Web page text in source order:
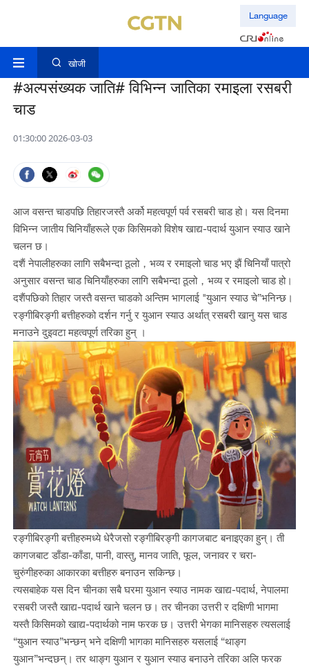
Language
खोजी
#अल्पसंख्यक जाति# विभिन्न जातिका रमाइला रसबरी
चाड
01:30:00 2026-03-03
आज वसन्त चाडपछि तिहारजस्तै अर्को महत्वपूर्ण पर्व रसबरी चाड हो। यस दिनमा
विभिन्न जातीय चिनियाँहरूले एक किसिमको विशेष खाद्य-पदार्थ युआन स्याउ खाने
चलन छ।
दशैं नेपालीहरुका लागि सबैभन्दा ठूलो，भव्य र रमाइलो चाड भए झैं चिनियाँ पात्रो
अनुसार वसन्त चाड चिनियाँहरुका लागि सबैभन्दा ठूलो，भव्य र रमाइलो चाड हो।
दशैंपछिको तिहार जस्तै वसन्त चाडको अन्तिम भागलाई "युआन स्याउ चे”भनिन्छ।
रङ्गीबिरङ्गी बत्तीहरुको दर्शन गर्नु र युआन स्याउ अर्थात् रसबरी खानु यस चाड
मनाउने दुइवटा महत्वपूर्ण तरिका हुन् ।
रङ्गीबिरङ्गी बत्तीहरुमध्ये धेरैजसो रङ्गीबिरङ्गी कागजबाट बनाइएका हुन्। ती
कागजबाट डाँडा-काँडा, पानी, वास्तु, मानव जाति, फूल, जनावर र चरा-
चुरुंगीहरुका आकारका बत्तीहरु बनाउन सकिन्छ।
त्यसबाहेक यस दिन चीनका सबै घरमा युआन स्याउ नामक खाद्य-पदार्थ, नेपालमा
रसबरी जस्तै खाद्य-पदार्थ खाने चलन छ। तर चीनका उत्तरी र दक्षिणी भागमा
यस्तै किसिमको खाद्य-पदार्थको नाम फरक छ। उत्तरी भेगका मानिसहरु त्यसलाई
“युआन स्याउ”भन्छन् भने दक्षिणी भागका मानिसहरु यसलाई “थाङ्ग
युआन”भन्दछन्। तर थाङ्ग युआन र युआन स्याउ बनाउने तरिका अलि फरक